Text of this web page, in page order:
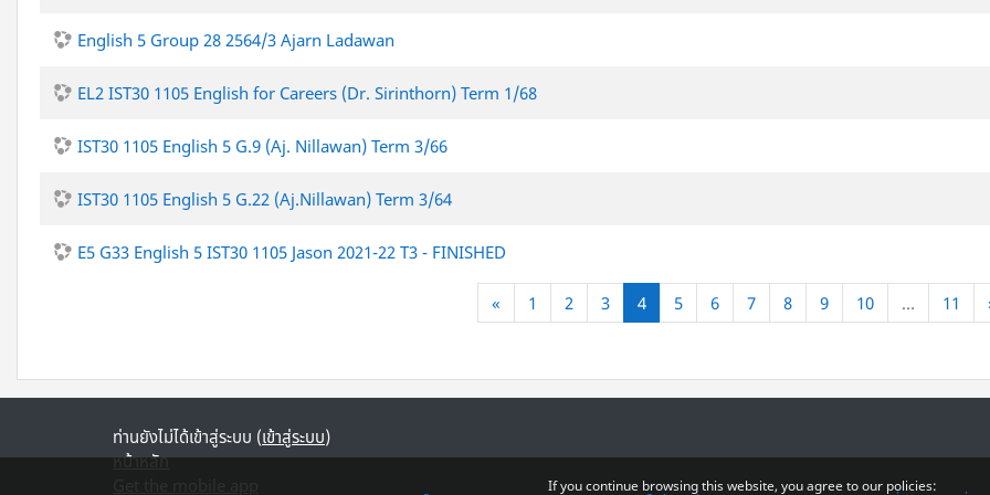
English 5 Group 28 2564/3 Ajarn Ladawan
EL2 IST30 1105 English for Careers (Dr. Sirinthorn) Term 1/68
IST30 1105 English 5 G.9 (Aj. Nillawan) Term 3/66
IST30 1105 English 5 G.22 (Aj.Nillawan) Term 3/64
E5 G33 English 5 IST30 1105 Jason 2021-22 T3 - FINISHED
« หน้าก่อน
1 2 3 4(current)
5 6 7 8 9 10 … 11
ท่านยังไม่ได้เข้าสู่ระบบ (เข้าสู่ระบบ)
หน้าหลัก
If you continue browsing this website, you agree to our policies: